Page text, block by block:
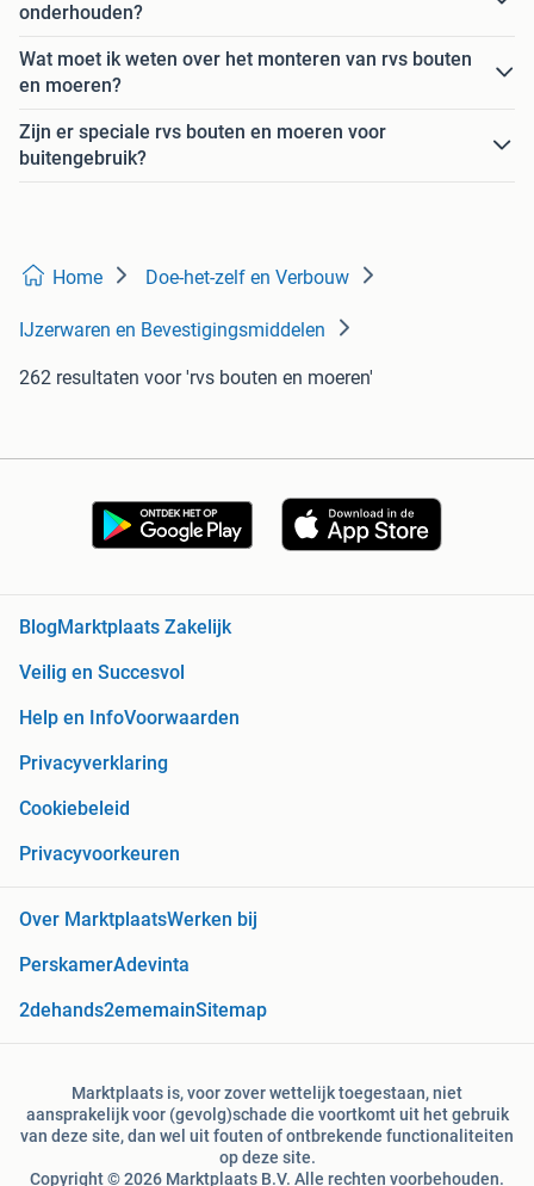
onderhouden?
Wat moet ik weten over het monteren van rvs bouten
en moeren?
Zijn er speciale rvs bouten en moeren voor
buitengebruik?
Home Doe-het-zelf en Verbouw
IJzerwaren en Bevestigingsmiddelen
262 resultaten voor 'rvs bouten en moeren'
Blog Marktplaats Zakelijk
Veilig en Succesvol
Help en InfoVoorwaarden
Privacyverklaring
Cookiebeleid
Privacyvoorkeuren
Over MarktplaatsWerken bij
PerskamerAdevinta
2dehands2ememainSitemap
Marktplaats is, voor zover wettelijk toegestaan, niet
aansprakelijk voor (gevolg)schade die voortkomt uit het gebruik
van deze site, dan wel uit fouten of ontbrekende functionaliteiten
op deze site.
Copyright © 2026 Marktplaats B.V. Alle rechten voorbehouden.